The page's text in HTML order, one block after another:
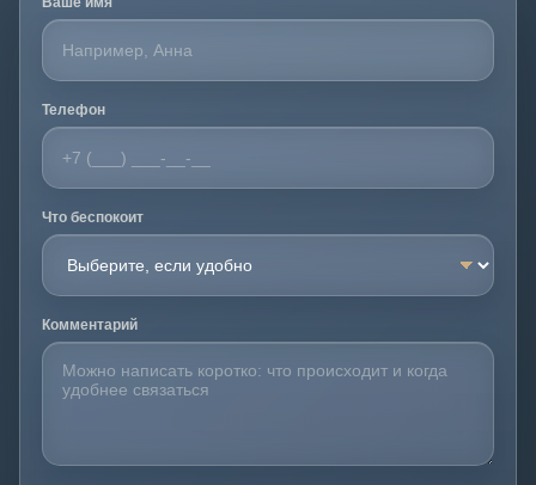
Телефон
Что беспокоит
Комментарий